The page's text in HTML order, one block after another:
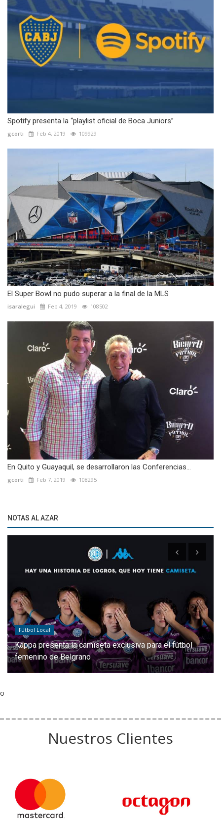
Spotify presenta la “playlist oficial de Boca Juniors”
gcorti Feb 4, 2019 109929
El Super Bowl no pudo superar a la final de la MLS
isaralegui Feb 4, 2019 108502
En Quito y Guayaquil, se desarrollaron las Conferencias...
gcorti Feb 7, 2019 108295
NOTAS AL AZAR
Fútbol Local
Kappa presenta la camiseta exclusiva para el fútbol
femenino de Belgrano
o
Nuestros Clientes